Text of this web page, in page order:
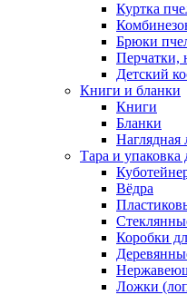
Куртка
Брюки
Перчатки,
Детский
Книги и бланки
Книги
Бланки
Наглядная
Тара и упаковка
Вёдра
Коробки
Ложки